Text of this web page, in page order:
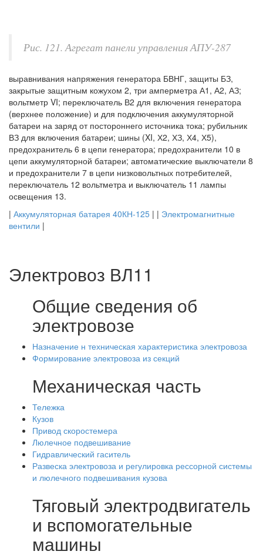
Рис. 121. Агрегат панели управления АПУ-287
выравнивания напряжения генератора БВНГ, защиты БЗ,
закрытые защитным кожухом 2, три амперметра А1, А2, АЗ;
вольтметр VI; переключатель В2 для включения генератора
(верхнее положение) и для подключения аккумуляторной
батареи на заряд от постороннего источника тока; рубильник
ВЗ для включения батареи; шины (XI, Х2, ХЗ, Х4, Х5),
предохранитель 6 в цепи генератора; предохранители 10 в
цепи аккумуляторной батареи; автоматические выключатели 8
и предохранители 7 в цепи низковольтных потребителей,
переключатель 12 вольтметра и выключатель 11 лампы
освещения 13.
| Аккумуляторная батарея 40КН-125 | | Электромагнитные
вентили |
Электровоз ВЛ11
Общие сведения об
электровозе
Назначение н техническая характеристика электровоза
Формирование электровоза из секций
Механическая часть
Тележка
Кузов
Привод скоростемера
Люлечное подвешивание
Гидравлический гаситель
Развеска электровоза и регулировка рессорной системы
и люлечного подвешивания кузова
Тяговый электродвигатель
и вспомогательные
машины